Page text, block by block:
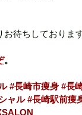
待ちしておりま
。
#長崎市痩身 #長
ャル #長崎駅前痩